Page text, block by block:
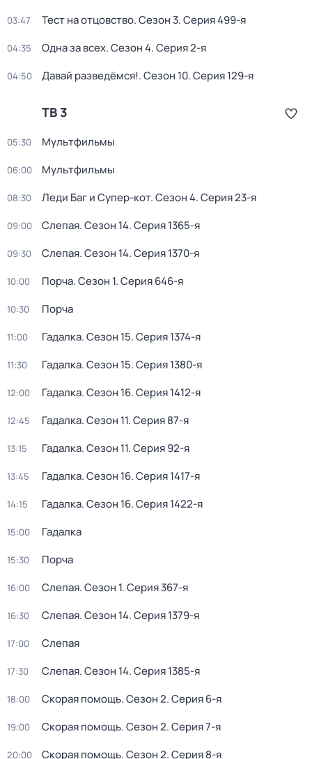
03:47 Тест на отцовство. Сезон 3. Серия 499-я
04:35 Одна за всех. Сезон 4. Серия 2-я
04:50 Давай рaзвeдёмся!. Сезон 10. Серия 129-я
ТВ 3
05:30 Мультфильмы
06:00 Мультфильмы
08:30 Леди Баг и Супер-кот. Сезон 4. Серия 23-я
09:00 Слепая. Сезон 14. Серия 1365-я
09:30 Слепая. Сезон 14. Серия 1370-я
10:00 Пoрчa. Сезон 1. Серия 646-я
10:30 Пoрчa
11:00 Гадалка. Сезон 15. Серия 1374-я
11:30 Гадалка. Сезон 15. Серия 1380-я
12:00 Гадалка. Сезон 16. Серия 1412-я
12:45 Гадалка. Сезон 11. Серия 87-я
13:15 Гадалка. Сезон 11. Серия 92-я
13:45 Гадалка. Сезон 16. Серия 1417-я
14:15 Гадалка. Сезон 16. Серия 1422-я
15:00 Гадалка
15:30 Пoрчa
16:00 Слепая. Сезон 1. Серия 367-я
16:30 Слепая. Сезон 14. Серия 1379-я
17:00 Слепая
17:30 Слепая. Сезон 14. Серия 1385-я
18:00 Скорая помощь. Сезон 2. Серия 6-я
19:00 Скорая помощь. Сезон 2. Серия 7-я
20:00 Скорая помощь. Сезон 2. Серия 8-я